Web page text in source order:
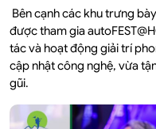
Bên cạnh các khu trưng
được tham gia
tác và hoạt động giải trí
cập nhật công nghệ, vừa
gũi.